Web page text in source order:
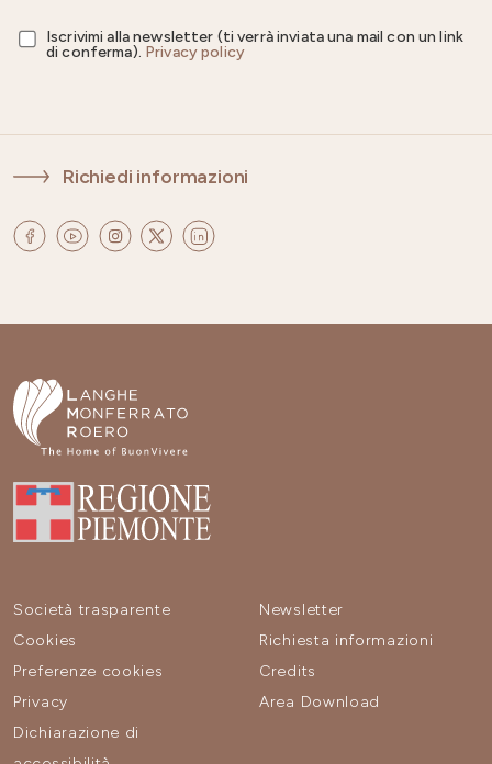
Iscrivimi alla newsletter (ti verrà inviata una mail con un link
di conferma). Privacy policy
Richiedi informazioni
Società trasparente
Cookies
Preferenze cookies
Privacy
Dichiarazione di
Newsletter
Richiesta informazioni
Credits
Area Download